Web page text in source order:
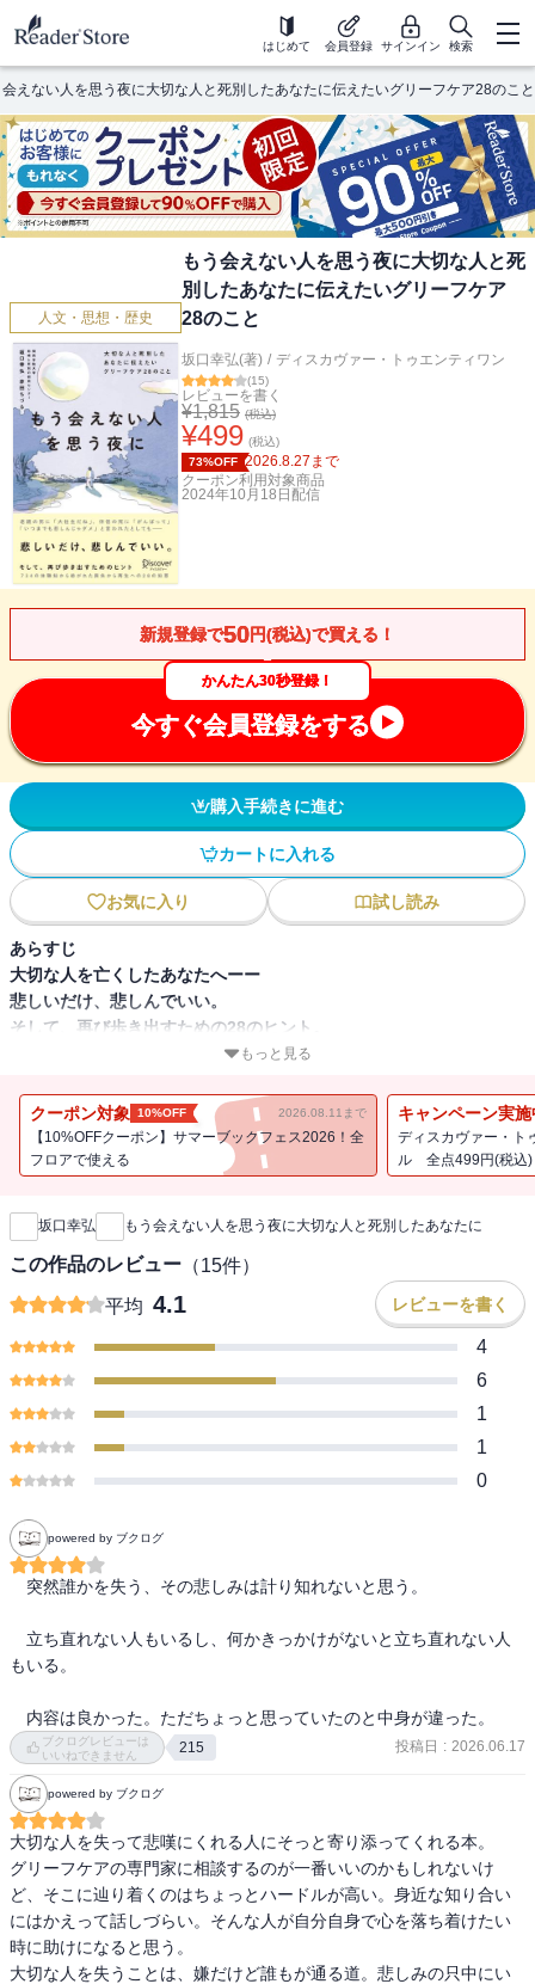
はじめて 会員登録 サインイン 検索
えない人を思う夜に大切な人と死別したあなたに伝えたいグリーフケア28のこと
人文・思想・歴史
もう会えない人を思う夜に大切な人と死
別したあなたに伝えたいグリーフケア
28のこと
坂口幸弘(著) / ディスカヴァー・トゥエンティワン
(15)
レビューを書く
¥1,815 (税込)
¥499 (税込)
73%OFF 2026.8.27 まで
クーポン利用対象商品
2024年10月18日 配信
新規登録で50円(税込)で買える！
かんたん30秒登録！
今すぐ会員登録をする
購入手続きに進む
カートに入れる
お気に入り 試し読み
あらすじ
大切な人を亡くしたあなたへーー
悲しいだけ、悲しんでいい。
そして、再び歩き出すための28のヒント。
長い付き合いのきょうだい・友人との死別は、
世間では「ありふれた死」といわれるものかもしれません。
そんな別れの痛みや苦しみを癒すのが「グリーフケア」。
グリーフとは、日本語で「悲嘆」という意味です。
大切な人を亡くした喪失感や悲しみと自分なりに向き合い、
やがて再び歩き出すためのヒントをつづった一冊です。
著者は、関西学院大学「悲嘆と死別の研究センター」の坂口幸弘氏
大学での研究や教育のかたわら、病院や葬儀社などと連携してグリ
ーフケアの実践活動も行っています。
ていねいに向き合い分類し、体系的にして、
悲しみ（グリーフ）に対処するための28のヒントとしてまとめてい
ます。
もちろん、28のヒントのすべてが、役に立つわけではないかもしれ
ません。
ただ、この本で示した28のヒントには、
多くの先人たちの体験から紡がれた知恵がつまっています。
28のヒントの中から、今の自分にとって
心に響きそうなものだけを参考にしてみてください。
〜〜「はじめに」より〜〜
大切な人を失い、眠れずに夜を過ごすこともあるでしょう。
泣きながらやっと眠れたと思ったら、
真夜中にぽっかり目を覚ましてしまうこともあると思います。
もっと見る
クーポン対象 10%OFF 2026.08.11まで
【10%OFFクーポン】サマーブックフェス2026！全
フロアで使える
キャンペーン実施
ディスカヴァー・ト
ル 全点499円(税込)
新刊通知
坂口幸弘 もう会えない人を思う夜に大切な人と死別したあなたに
この作品のレビュー （15件）
平均 4.1 レビューを書く
4
6
1
1
0
powered by ブクログ
突然誰かを失う、その悲しみは計り知れないと思う。
立ち直れない人もいるし、何かきっかけがないと立ち直れない人
もいる。
内容は良かった。ただちょっと思っていたのと中身が違った。
ブクログレビューは
いいねできません
215 投稿日 : 2026.06.17
powered by ブクログ
大切な人を失って悲嘆にくれる人にそっと寄り添ってくれる本。
グリーフケアの専門家に相談するのが一番いいのかもしれないけ
ど、そこに辿り着くのはちょっとハードルが高い。身近な知り合い
にはかえって話しづらい。そんな人が自分自身で心を落ち着けたい
時に助けになると思う。
大切な人を失うことは、嫌だけど誰もが通る道。悲しみの只中にい